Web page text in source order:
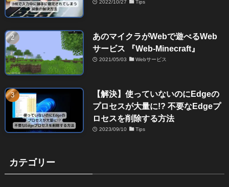
2022/10/27 Tips
あのマイクラがWebで遊べるWeb
サービス 『Web-Minecraft』
2021/05/03 Webサービス
【解決】使っていないのにEdgeの
プロセスが大量に!? 不要なEdgeプ
ロセスを削除する方法
2023/09/10 Tips
カテゴリー